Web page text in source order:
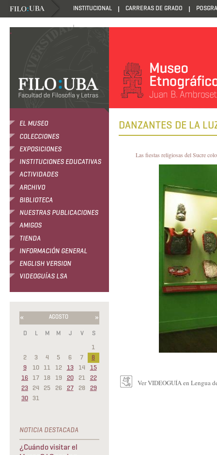
INSTITUCIONAL CARRERAS DE GRADO
DANZANTES DE LA LUZ
.
EL MUSEO
COLECCIONES
EXPOSICIONES
INSTITUCIONES EDUCATIVAS
ACTIVIDADES
ARCHIVO
BIBLIOTECA
NUESTRAS PUBLICACIONES
AMIGOS
TIENDA
INFORMACIÓN GENERAL
ENGLISH VERSION
VIDEOGUÍAS LSA
« AGOSTO »
D L M M J V
S
1
2
3 4 5 6 7
8
9
10 11 12 13 14
15
16 17 18 19 20 21
22
23 24 25 26 27 28
29
30 31
¿Cuándo visitar el
DANZANTES DE LA
Las fiestas religiosas del Sucre
Ver VIDEOGUÍA en Lengua